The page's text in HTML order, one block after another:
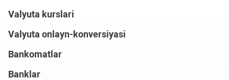
Valyuta kurslari
Valyuta onlayn-konversiyasi
Bankomatlar
Banklar